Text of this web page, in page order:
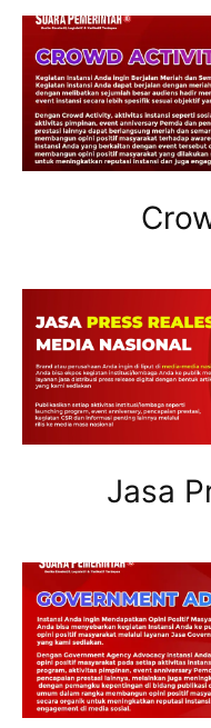
Jasa